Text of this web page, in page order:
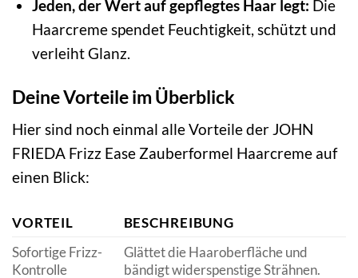
Jeden, der Wert auf gepflegtes Haar legt: Die
Haarcreme spendet Feuchtigkeit, schützt und
verleiht Glanz.
Deine Vorteile im Überblick
Hier sind noch einmal alle Vorteile der JOHN
FRIEDA Frizz Ease Zauberformel Haarcreme auf
einen Blick:
VORTEIL
BESCHREIBUNG
Sofortige Frizz-
Kontrolle
Glättet die Haaroberfläche und
bändigt widerspenstige Strähnen.